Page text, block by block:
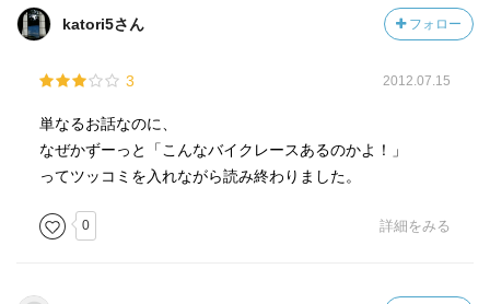
katori5さん フォロー
3 2012.07.15
単なるお話なのに、
なぜかずーっと「こんなバイクレースあるのかよ！」
ってツッコミを入れながら読み終わりました。
0 詳細をみる